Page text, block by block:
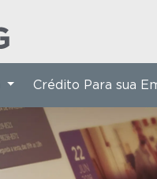
Crédito Para sua